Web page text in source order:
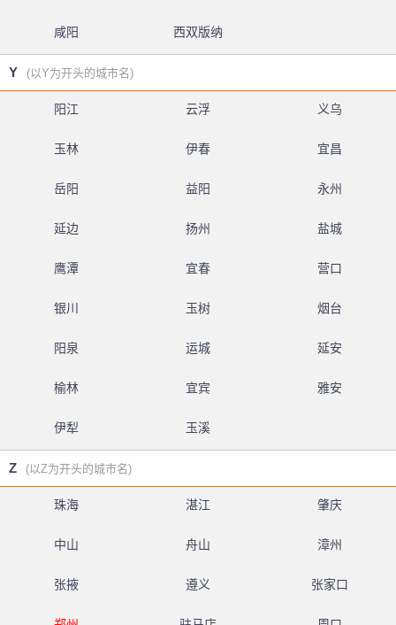
咸阳 西双版纳
Y (以Y为开头的城市名)
阳江 云浮 义乌
玉林 伊春 宜昌
岳阳 益阳 永州
延边 扬州 盐城
鹰潭 宜春 营口
银川 玉树 烟台
阳泉 运城 延安
榆林 宜宾 雅安
伊犁 玉溪
Z (以Z为开头的城市名)
珠海 湛江 肇庆
中山 舟山 漳州
张掖 遵义 张家口